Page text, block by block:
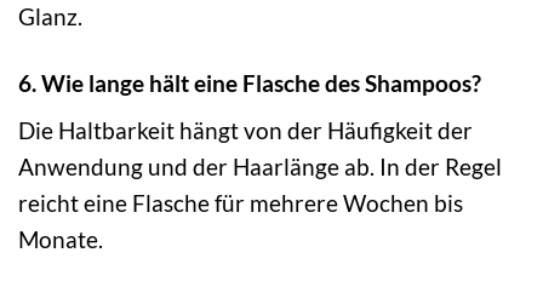
Glanz.
6. Wie lange hält eine Flasche des Shampoos?
Die Haltbarkeit hängt von der Häufigkeit der
Anwendung und der Haarlänge ab. In der Regel
reicht eine Flasche für mehrere Wochen bis
Monate.